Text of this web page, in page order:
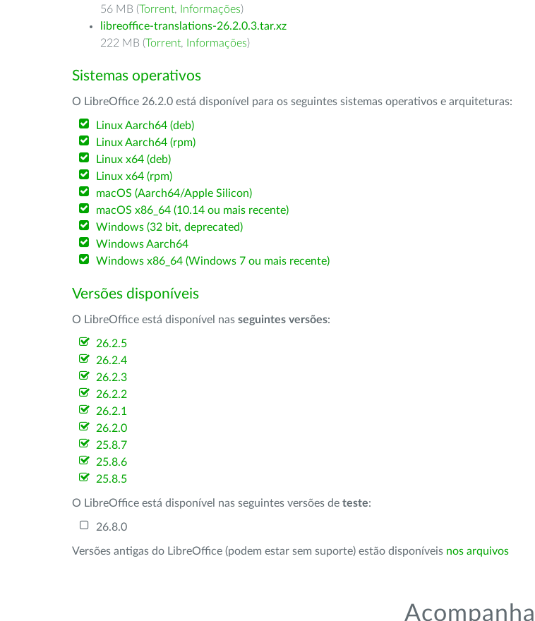
56 MB (Torrent, Informações)
libreoffice-translations-26.2.0.3.tar.xz
222 MB (Torrent, Informações)
Sistemas operativos
O LibreOffice 26.2.0 está disponível para os seguintes sistemas operativos e arquiteturas:
Linux Aarch64 (deb)
Linux Aarch64 (rpm)
Linux x64 (deb)
Linux x64 (rpm)
macOS (Aarch64/Apple Silicon)
macOS x86_64 (10.14 ou mais recente)
Windows (32 bit, deprecated)
Windows Aarch64
Windows x86_64 (Windows 7 ou mais recente)
Versões disponíveis
O LibreOffice está disponível nas seguintes versões:
26.2.5
26.2.4
26.2.3
26.2.2
26.2.1
26.2.0
25.8.7
25.8.6
25.8.5
O LibreOffice está disponível nas seguintes versões de teste:
26.8.0
Versões antigas do LibreOffice (podem estar sem suporte) estão disponíveis nos arquivos